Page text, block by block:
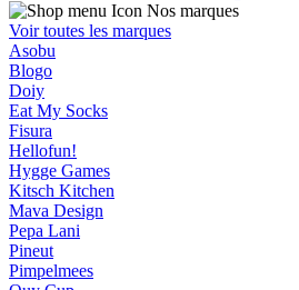
Nos marques
Voir toutes les marques
Asobu
Blogo
Doiy
Eat My Socks
Fisura
Hellofun!
Hygge Games
Kitsch Kitchen
Mava Design
Pepa Lani
Pineut
Pimpelmees